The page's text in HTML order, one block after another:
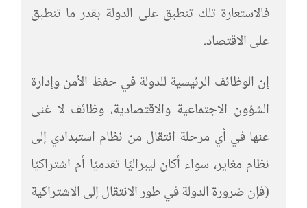
فالاستعارة تلك تنطبق على الدولة بقدر ما تنطبق
على الاقتصاد.
إن الوظائف الرئيسية للدولة في حفظ الأمن وإدارة
الشؤون الاجتماعية والاقتصادية، وظائف لا غنى
عنها في أي مرحلة انتقال من نظام استبدادي إلى
نظام مغاير، سواء أكان ليبراليًا تقدميًا أم اشتراكيًا
(فإن ضرورة الدولة في طور الانتقال إلى الاشتراكية